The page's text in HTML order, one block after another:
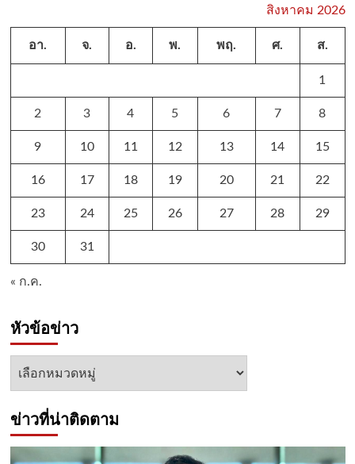
สิงหาคม 2026
อา. จ. อ. พ. พฤ. ศ. ส.
1
2 3 4 5 6 7 8
9 10 11 12 13 14 15
16 17 18 19 20 21 22
23 24 25 26 27 28 29
30 31
« ก.ค.
หัวข้อข่าว
หัวข้อ
ข่าวที่น่าติดตาม